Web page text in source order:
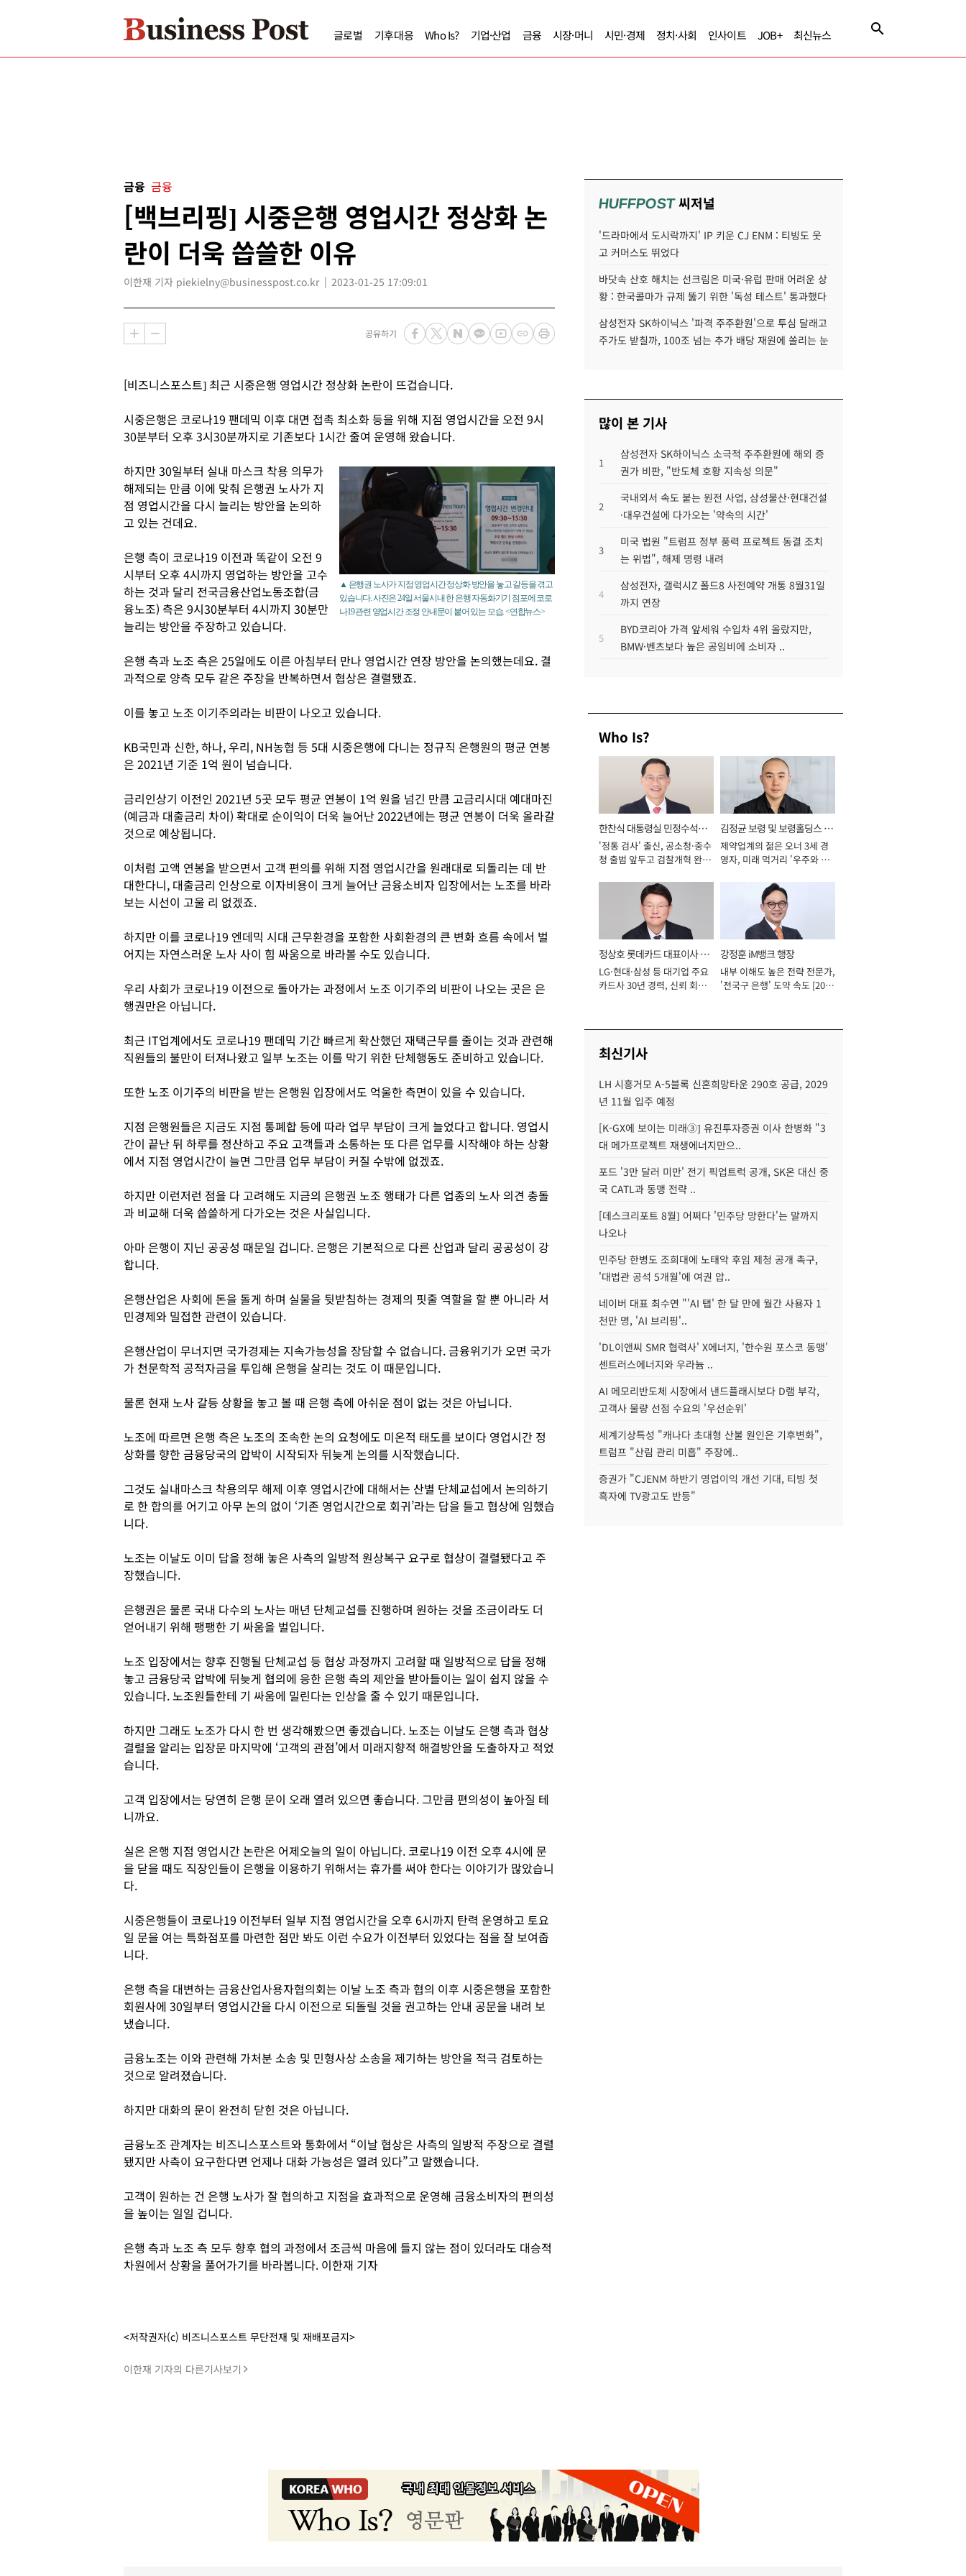
글로벌 기후대응 Who Is? 기업·산업 금융 시장·머니 시민·경제 정치·사회 인사이트 JOB+ 최신뉴스
금융 금융
[백브리핑] 시중은행 영업시간 정상화 논
란이 더욱 씁쓸한 이유
이한재 기자 piekielny@businesspost.co.kr 2023-01-25 17:09:01
공유하기
[비즈니스포스트] 최근 시중은행 영업시간 정상화 논란이 뜨겁습니다.
시중은행은 코로나19 팬데믹 이후 대면 접촉 최소화 등을 위해 지점 영업시간을 오전 9시
30분부터 오후 3시30분까지로 기존보다 1시간 줄여 운영해 왔습니다.
▲ 은행권 노사가 지점 영업시간 정상화 방안을 놓고 갈등을 겪고
있습니다. 사진은 24일 서울시내 한 은행 자동화기기 점포에 코로
나19 관련 영업시간 조정 안내문이 붙어 있는 모습. <연합뉴스>
하지만 30일부터 실내 마스크 착용 의무가
해제되는 만큼 이에 맞춰 은행권 노사가 지
점 영업시간을 다시 늘리는 방안을 논의하
고 있는 건데요.
은행 측이 코로나19 이전과 똑같이 오전 9
시부터 오후 4시까지 영업하는 방안을 고수
하는 것과 달리 전국금융산업노동조합(금
융노조) 측은 9시30분부터 4시까지 30분만
늘리는 방안을 주장하고 있습니다.
은행 측과 노조 측은 25일에도 이른 아침부터 만나 영업시간 연장 방안을 논의했는데요. 결
과적으로 양측 모두 같은 주장을 반복하면서 협상은 결렬됐죠.
이를 놓고 노조 이기주의라는 비판이 나오고 있습니다.
KB국민과 신한, 하나, 우리, NH농협 등 5대 시중은행에 다니는 정규직 은행원의 평균 연봉
은 2021년 기준 1억 원이 넘습니다.
금리인상기 이전인 2021년 5곳 모두 평균 연봉이 1억 원을 넘긴 만큼 고금리시대 예대마진
(예금과 대출금리 차이) 확대로 순이익이 더욱 늘어난 2022년에는 평균 연봉이 더욱 올라갈
것으로 예상됩니다.
이처럼 고액 연봉을 받으면서 고객 편의를 위해 지점 영업시간을 원래대로 되돌리는 데 반
대한다니, 대출금리 인상으로 이자비용이 크게 늘어난 금융소비자 입장에서는 노조를 바라
보는 시선이 고울 리 없겠죠.
하지만 이를 코로나19 엔데믹 시대 근무환경을 포함한 사회환경의 큰 변화 흐름 속에서 벌
어지는 자연스러운 노사 사이 힘 싸움으로 바라볼 수도 있습니다.
우리 사회가 코로나19 이전으로 돌아가는 과정에서 노조 이기주의 비판이 나오는 곳은 은
행권만은 아닙니다.
최근 IT업계에서도 코로나19 팬데믹 기간 빠르게 확산했던 재택근무를 줄이는 것과 관련해
직원들의 불만이 터져나왔고 일부 노조는 이를 막기 위한 단체행동도 준비하고 있습니다.
또한 노조 이기주의 비판을 받는 은행원 입장에서도 억울한 측면이 있을 수 있습니다.
지점 은행원들은 지금도 지점 통폐합 등에 따라 업무 부담이 크게 늘었다고 합니다. 영업시
간이 끝난 뒤 하루를 정산하고 주요 고객들과 소통하는 또 다른 업무를 시작해야 하는 상황
에서 지점 영업시간이 늘면 그만큼 업무 부담이 커질 수밖에 없겠죠.
하지만 이런저런 점을 다 고려해도 지금의 은행권 노조 행태가 다른 업종의 노사 의견 충돌
과 비교해 더욱 씁쓸하게 다가오는 것은 사실입니다.
아마 은행이 지닌 공공성 때문일 겁니다. 은행은 기본적으로 다른 산업과 달리 공공성이 강
합니다.
은행산업은 사회에 돈을 돌게 하며 실물을 뒷받침하는 경제의 핏줄 역할을 할 뿐 아니라 서
민경제와 밀접한 관련이 있습니다.
은행산업이 무너지면 국가경제는 지속가능성을 장담할 수 없습니다. 금융위기가 오면 국가
가 천문학적 공적자금을 투입해 은행을 살리는 것도 이 때문입니다.
물론 현재 노사 갈등 상황을 놓고 볼 때 은행 측에 아쉬운 점이 없는 것은 아닙니다.
노조에 따르면 은행 측은 노조의 조속한 논의 요청에도 미온적 태도를 보이다 영업시간 정
상화를 향한 금융당국의 압박이 시작되자 뒤늦게 논의를 시작했습니다.
그것도 실내마스크 착용의무 해제 이후 영업시간에 대해서는 산별 단체교섭에서 논의하기
로 한 합의를 어기고 아무 논의 없이 ‘기존 영업시간으로 회귀’라는 답을 들고 협상에 임했습
니다.
노조는 이날도 이미 답을 정해 놓은 사측의 일방적 원상복구 요구로 협상이 결렬됐다고 주
장했습니다.
은행권은 물론 국내 다수의 노사는 매년 단체교섭를 진행하며 원하는 것을 조금이라도 더
얻어내기 위해 팽팽한 기 싸움을 벌입니다.
노조 입장에서는 향후 진행될 단체교섭 등 협상 과정까지 고려할 때 일방적으로 답을 정해
놓고 금융당국 압박에 뒤늦게 협의에 응한 은행 측의 제안을 받아들이는 일이 쉽지 않을 수
있습니다. 노조원들한테 기 싸움에 밀린다는 인상을 줄 수 있기 때문입니다.
하지만 그래도 노조가 다시 한 번 생각해봤으면 좋겠습니다. 노조는 이날도 은행 측과 협상
결렬을 알리는 입장문 마지막에 ‘고객의 관점’에서 미래지향적 해결방안을 도출하자고 적었
습니다.
고객 입장에서는 당연히 은행 문이 오래 열려 있으면 좋습니다. 그만큼 편의성이 높아질 테
니까요.
실은 은행 지점 영업시간 논란은 어제오늘의 일이 아닙니다. 코로나19 이전 오후 4시에 문
을 닫을 때도 직장인들이 은행을 이용하기 위해서는 휴가를 써야 한다는 이야기가 많았습니
다.
시중은행들이 코로나19 이전부터 일부 지점 영업시간을 오후 6시까지 탄력 운영하고 토요
일 문을 여는 특화점포를 마련한 점만 봐도 이런 수요가 이전부터 있었다는 점을 잘 보여줍
니다.
은행 측을 대변하는 금융산업사용자협의회는 이날 노조 측과 협의 이후 시중은행을 포함한
회원사에 30일부터 영업시간을 다시 이전으로 되돌릴 것을 권고하는 안내 공문을 내려 보
냈습니다.
금융노조는 이와 관련해 가처분 소송 및 민형사상 소송을 제기하는 방안을 적극 검토하는
것으로 알려졌습니다.
하지만 대화의 문이 완전히 닫힌 것은 아닙니다.
금융노조 관계자는 비즈니스포스트와 통화에서 “이날 협상은 사측의 일방적 주장으로 결렬
됐지만 사측이 요구한다면 언제나 대화 가능성은 열려 있다”고 말했습니다.
고객이 원하는 건 은행 노사가 잘 협의하고 지점을 효과적으로 운영해 금융소비자의 편의성
을 높이는 일일 겁니다.
은행 측과 노조 측 모두 향후 협의 과정에서 조금씩 마음에 들지 않는 점이 있더라도 대승적
차원에서 상황을 풀어가기를 바라봅니다. 이한재 기자
<저작권자(c) 비즈니스포스트 무단전재 및 재배포금지>
이한재 기자의 다른기사보기
HUFFPOST씨저널
'드라마에서 도시락까지' IP 키운 CJ ENM : 티빙도 웃
고 커머스도 뛰었다
바닷속 산호 해치는 선크림은 미국·유럽 판매 어려운 상
황 : 한국콜마가 규제 뚫기 위한 '독성 테스트' 통과했다
삼성전자 SK하이닉스 '파격 주주환원'으로 투심 달래고
주가도 받칠까, 100조 넘는 추가 배당 재원에 쏠리는 눈
많이 본 기사
1
삼성전자 SK하이닉스 소극적 주주환원에 해외 증
권가 비판, "반도체 호황 지속성 의문"
2
국내외서 속도 붙는 원전 사업, 삼성물산·현대건설
·대우건설에 다가오는 '약속의 시간'
3
미국 법원 "트럼프 정부 풍력 프로젝트 동결 조치
는 위법", 해제 명령 내려
4
삼성전자, 갤럭시Z 폴드8 사전예약 개통 8월31일
까지 연장
5
BYD코리아 가격 앞세워 수입차 4위 올랐지만,
BMW·벤츠보다 높은 공임비에 소비자 ..
Who Is?
한찬식 대통령실 민정수석비
서관
'정통 검사' 출신, 공소청·중수
청 출범 앞두고 검찰개혁 완수
김정균 보령 및 보령홀딩스 대
표이사 사장
제약업계의 젊은 오너 3세 경
영자, 미래 먹거리 '우주와 헬
정상호 롯데카드 대표이사 사
장
LG·현대·삼성 등 대기업 주요
카드사 30년 경력, 신뢰 회복
강정훈 iM뱅크 행장
내부 이해도 높은 전략 전문가,
'전국구 은행' 도약 속도 [2026
최신기사
LH 시흥거모 A-5블록 신혼희망타운 290호 공급, 2029
년 11월 입주 예정
[K-GX에 보이는 미래③] 유진투자증권 이사 한병화 "3
대 메가프로젝트 재생에너지만으..
포드 '3만 달러 미만' 전기 픽업트럭 공개, SK온 대신 중
국 CATL과 동맹 전략 ..
[데스크리포트 8월] 어쩌다 '민주당 망한다'는 말까지
나오나
민주당 한병도 조희대에 노태악 후임 제청 공개 촉구,
'대법관 공석 5개월'에 여권 압..
네이버 대표 최수연 "'AI 탭' 한 달 만에 월간 사용자 1
천만 명, 'AI 브리핑'..
'DL이앤씨 SMR 협력사' X에너지, '한수원 포스코 동맹'
센트러스에너지와 우라늄 ..
AI 메모리반도체 시장에서 낸드플래시보다 D램 부각,
고객사 물량 선점 수요의 '우선순위'
세계기상특성 "캐나다 초대형 산불 원인은 기후변화",
트럼프 "산림 관리 미흡" 주장에..
증권가 "CJENM 하반기 영업이익 개선 기대, 티빙 첫
흑자에 TV광고도 반등"